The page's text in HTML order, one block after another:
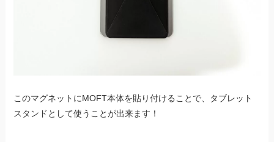
このマグネットにMOFT本体を貼り付けることで、タブレット
スタンドとして使うことが出来ます！